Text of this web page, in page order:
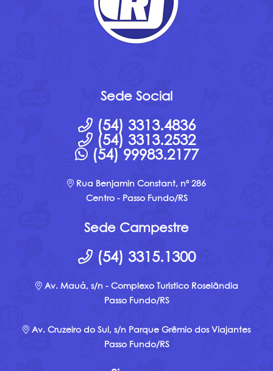
Sede Social
(54) 3313.4836
(54) 3313.2532
(54) 99983.2177
Rua Benjamin Constant, nº 286
Centro - Passo Fundo/RS
Sede Campestre
(54) 3315.1300
Av. Mauá, s/n - Complexo Turistico Roselândia
Passo Fundo/RS
Av. Cruzeiro do Sul, s/n Parque Grêmio dos Viajantes
Passo Fundo/RS